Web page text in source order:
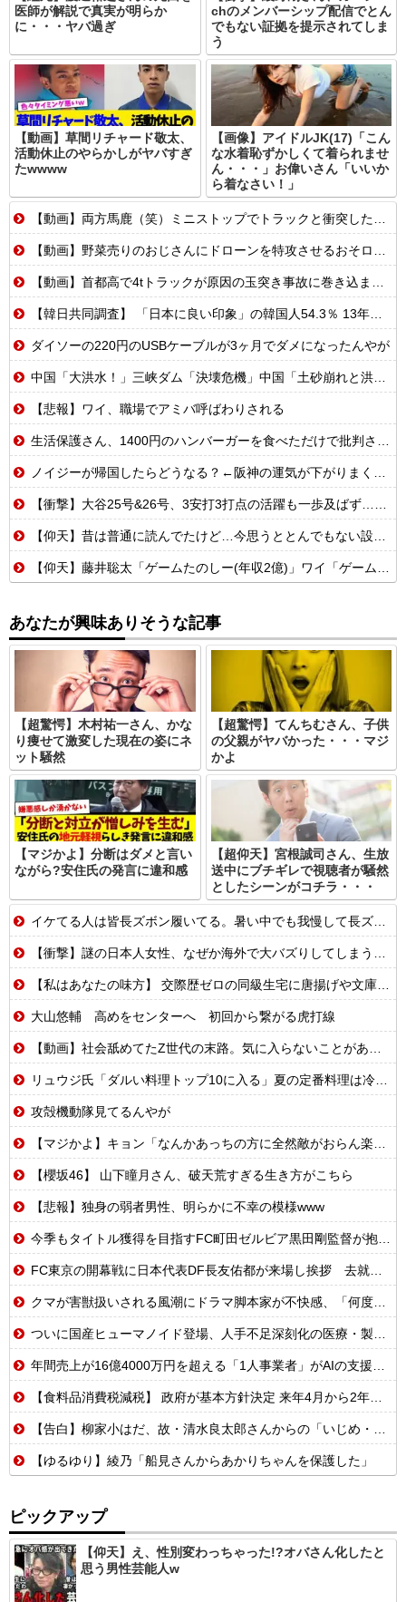
医師が解説で真実が明らか
に・・・ヤバ過ぎ
chのメンバーシップ配信でとん
でもない証拠を提示されてしま
う
【動画】草間リチャード敬太、
活動休止のやらかしがヤバすぎ
たwwww
【画像】アイドルJK(17)「こん
な水着恥ずかしくて着られませ
ん・・・」お偉いさん「いいか
ら着なさい！」
【動画】両方馬鹿（笑）ミニストップでトラックと衝突したドラレコが（ノ∇`）
【動画】野菜売りのおじさんにドローンを特攻させるおそロシア。
【動画】首都高で4tトラックが原因の玉突き事故に巻き込まれた軽バンの車載。
【韓日共同調査】 「日本に良い印象」の韓国人54.3％ 13年以降で最高に 日本人の韓国好感度は35.3％
ダイソーの220円のUSBケーブルが3ヶ月でダメになったんやが
中国「大洪水！」三峡ダム「決壊危機」中国「土砂崩れと洪水被害の対策強化！」中国政府「三峡ダム周辺を重点強化」中国ダム「決壊」中国「現場封鎖！（空撮削除」→
【悲報】ワイ、職場でアミバ呼ばわりされる
生活保護さん、1400円のハンバーガーを食べただけで批判される
ノイジーが帰国したらどうなる？←阪神の運気が下がりまくるやろな
【衝撃】大谷25号&26号、3安打3打点の活躍も一歩及ばず…それでも希望を見出すLADファン反応集 MLB2026シーズン 8.
【仰天】昔は普通に読んでたけど…今思うととんでもない設定の少女漫画
【仰天】藤井聡太「ゲームたのしー(年収2億)」ワイ「ゲームたのしー(年収200万)」
あなたが興味ありそうな記事
【超驚愕】木村祐一さん、かな
り痩せて激変した現在の姿にネ
ット騒然
【超驚愕】てんちむさん、子供
の父親がヤバかった・・・マジ
かよ
【マジかよ】分断はダメと言い
ながら?安住氏の発言に違和感
【超仰天】宮根誠司さん、生放
送中にブチギレで視聴者が騒然
としたシーンがコチラ・・・
イケてる人は皆長ズボン履いてる。暑い中でも我慢して長ズボン履いてる。半ズボンはモテ無い。厳しいって
【衝撃】謎の日本人女性、なぜか海外で大バズりしてしまうwww
【私はあなたの味方】 交際歴ゼロの同級生宅に唐揚げや文庫本を20回以上届けた24歳女を逮捕
大山悠輔 高めをセンターへ 初回から繋がる虎打線
【動画】社会舐めてたZ世代の末路。気に入らないことがあれば退職代行で即退職!理想の職場を求め続けた結果
リュウジ氏「ダルい料理トップ10に入る」夏の定番料理は冷やし中華 「あり得ないほどダルい」
攻殻機動隊見てるんやが
【マジかよ】キョン「なんかあっちの方に全然敵がおらん楽園あるらしいで!」
【櫻坂46】 山下瞳月さん、破天荒すぎる生き方がこちら
【悲報】独身の弱者男性、明らかに不幸の模様www
今季もタイトル獲得を目指すFC町田ゼルビア黒田剛監督が抱負を語る
FC東京の開幕戦に日本代表DF長友佑都が来場し挨拶 去就に注目集まる
クマが害獣扱いされる風潮にドラマ脚本家が不快感、「何度もクマに会ったことがあるけど全然怖くなかった」と主張しており……
ついに国産ヒューマノイド登場、人手不足深刻化の医療・製造現場などでの活用想定！
年間売上が16億4000万円を超える「1人事業者」がAIの支援を受けて2年で約3倍に急増
【食料品消費税減税】 政府が基本方針決定 来年4月から2年間1％に8月5日
【告白】柳家小はだ、故・清水良太郎さんからの「いじめ・暴行」被害をXで告白…ネット騒然
【ゆるゆり】綾乃「船見さんからあかりちゃんを保護した」
ピックアップ
【仰天】え、性別変わっちゃった!?オバさん化したと
思う男性芸能人w